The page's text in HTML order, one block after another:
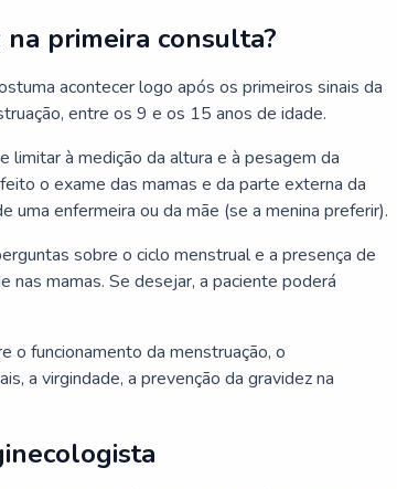
primeira consulta?
acontecer logo após os primeiros sinais da
entre os 9 e os 15 anos de idade.
limitar à medição da altura e à pesagem da
o exame das mamas e da parte externa da
uma enfermeira ou da mãe (se a menina preferir).
sobre o ciclo menstrual e a presença de
nas mamas. Se desejar, a paciente poderá
o funcionamento da menstruação, o
a virgindade, a prevenção da gravidez na